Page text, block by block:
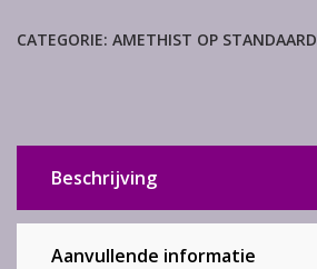
CATEGORIE: AMETHIST OP STANDAARD
Beschrijving
Aanvullende informatie